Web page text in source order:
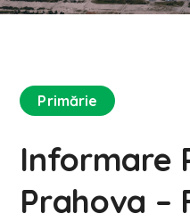
Primărie
Informare
Prahova –